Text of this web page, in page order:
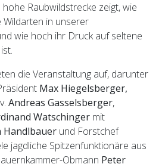
hohe Raubwildstrecke zeigt, wie
Wildarten in unserer
wie hoch ihr Druck auf seltene
die Veranstaltung auf, darunter
Max Hiegelsberger,
Andreas Gasselsberger,
Watschinger mit
Handlbauer und Forstchef
jagdliche Spitzenfunktionäre aus
Obmann Peter